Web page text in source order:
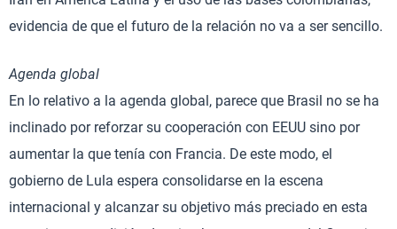
evidencia de que el futuro de la relación no va a ser sencillo.
Agenda global
En lo relativo a la agenda global, parece que Brasil no se ha
inclinado por reforzar su cooperación con EEUU sino por
aumentar la que tenía con Francia. De este modo, el
gobierno de Lula espera consolidarse en la escena
internacional y alcanzar su objetivo más preciado en esta